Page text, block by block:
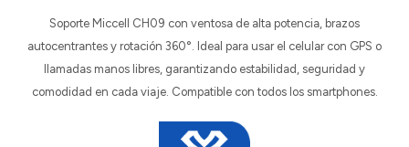
Soporte Miccell CH09 con ventosa de alta potencia, brazos
autocentrantes y rotación 360°. Ideal para usar el celular con GPS o
llamadas manos libres, garantizando estabilidad, seguridad y
comodidad en cada viaje. Compatible con todos los smartphones.